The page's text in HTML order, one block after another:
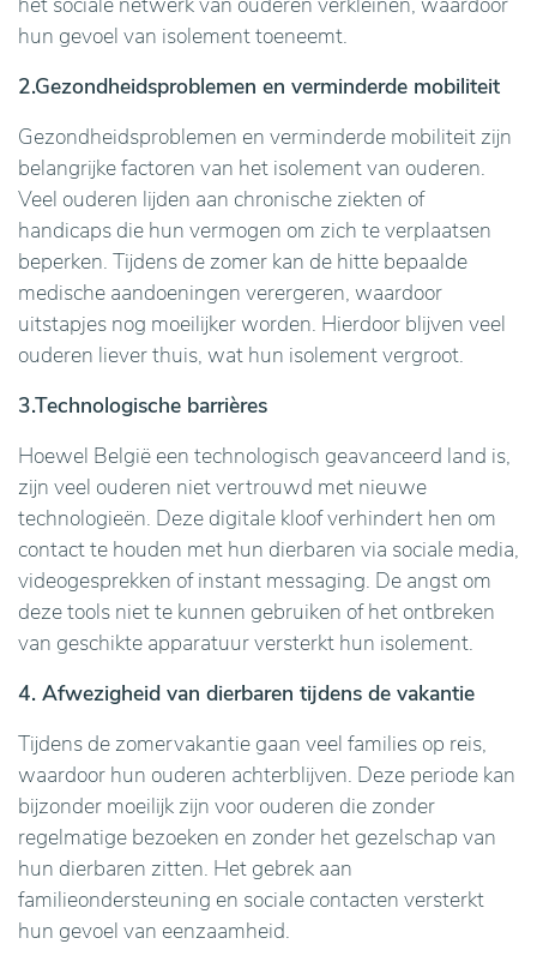
hun gevoel van isolement toeneemt.
2.Gezondheidsproblemen en verminderde mobiliteit
Gezondheidsproblemen en verminderde mobiliteit zijn
belangrijke factoren van het isolement van ouderen.
Veel ouderen lijden aan chronische ziekten of
handicaps die hun vermogen om zich te verplaatsen
beperken. Tijdens de zomer kan de hitte bepaalde
medische aandoeningen verergeren, waardoor
uitstapjes nog moeilijker worden. Hierdoor blijven veel
ouderen liever thuis, wat hun isolement vergroot.
3.Technologische barrières
Hoewel België een technologisch geavanceerd land is,
zijn veel ouderen niet vertrouwd met nieuwe
technologieën. Deze digitale kloof verhindert hen om
contact te houden met hun dierbaren via sociale media,
videogesprekken of instant messaging. De angst om
deze tools niet te kunnen gebruiken of het ontbreken
van geschikte apparatuur versterkt hun isolement.
4. Afwezigheid van dierbaren tijdens de vakantie
Tijdens de zomervakantie gaan veel families op reis,
waardoor hun ouderen achterblijven. Deze periode kan
bijzonder moeilijk zijn voor ouderen die zonder
regelmatige bezoeken en zonder het gezelschap van
hun dierbaren zitten. Het gebrek aan
familieondersteuning en sociale contacten versterkt
hun gevoel van eenzaamheid.